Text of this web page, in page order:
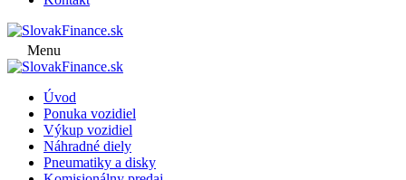
Menu
Úvod
Ponuka vozidiel
Výkup vozidiel
Náhradné diely
Pneumatiky a disky